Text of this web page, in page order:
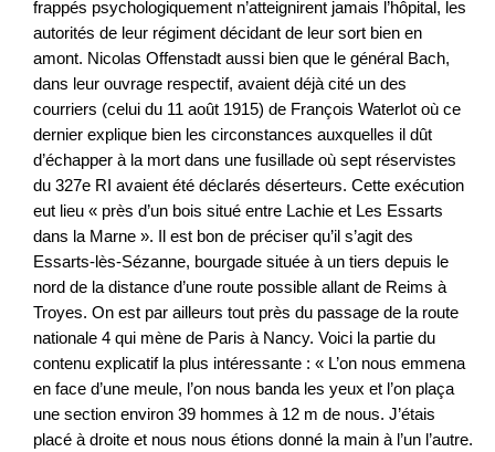
frappés psychologiquement n’atteignirent jamais l’hôpital, les
autorités de leur régiment décidant de leur sort bien en
amont. Nicolas Offenstadt aussi bien que le général Bach,
dans leur ouvrage respectif, avaient déjà cité un des
courriers (celui du 11 août 1915) de François Waterlot où ce
dernier explique bien les circonstances auxquelles il dût
d’échapper à la mort dans une fusillade où sept réservistes
du 327e RI avaient été déclarés déserteurs. Cette exécution
eut lieu « près d’un bois situé entre Lachie et Les Essarts
dans la Marne ». Il est bon de préciser qu’il s’agit des
Essarts-lès-Sézanne, bourgade située à un tiers depuis le
nord de la distance d’une route possible allant de Reims à
Troyes. On est par ailleurs tout près du passage de la route
nationale 4 qui mène de Paris à Nancy. Voici la partie du
contenu explicatif la plus intéressante : « L’on nous emmena
en face d’une meule, l’on nous banda les yeux et l’on plaça
une section environ 39 hommes à 12 m de nous. J’étais
placé à droite et nous nous étions donné la main à l’un l’autre.